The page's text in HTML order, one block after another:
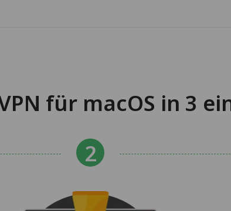
für macOS in 3